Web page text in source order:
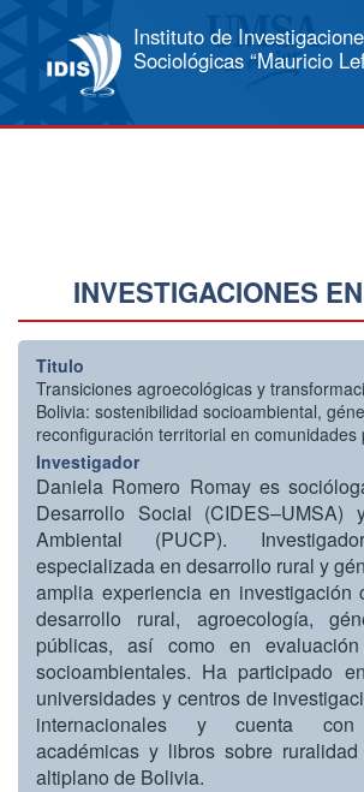
Instituto de
Sociológicas “Mauricio
INVESTIGACIONES
Titulo
Transiciones agroecológicas y
Bolivia: sostenibilidad socioambiental,
reconfiguración territorial en comunidades
Investigador
Daniela Romero Romay es
Desarrollo Social (CIDES–UMSA)
Ambiental (PUCP).
especializada en desarrollo rural y
amplia experiencia en investigación
desarrollo rural, agroecología,
públicas, así como en
socioambientales. Ha participado
universidades y centros de
internacionales y cuenta con
académicas y libros sobre
altiplano de Bolivia.